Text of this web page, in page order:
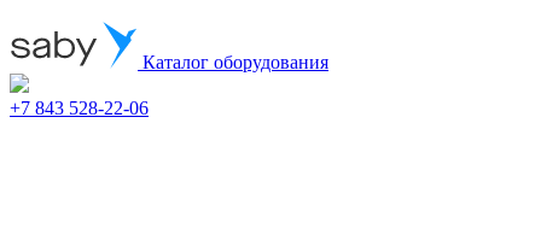
Каталог оборудования
+7 843 528-22-06